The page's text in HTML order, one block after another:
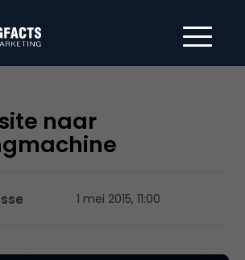
naar
1 mei 2015, 11:00